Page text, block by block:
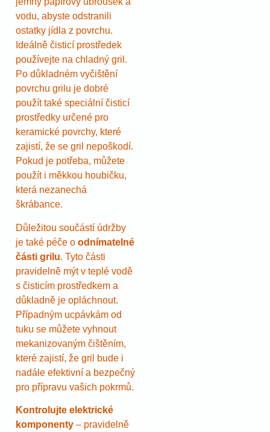
vodu, abyste odstranili
ostatky jídla z povrchu.
Ideálně čisticí prostředek
používejte na chladný gril.
Po důkladném vyčištění
povrchu grilu je dobré
použít také speciální čisticí
prostředky určené pro
keramické povrchy, které
zajistí, že se gril nepoškodí.
Pokud je potřeba, můžete
použít i měkkou houbičku,
která nezanechá
škrábance.
Důležitou součástí údržby
je také péče o odnímatelné
části grilu. Tyto části
pravidelně mýt v teplé vodě
s čisticím prostředkem a
důkladně je opláchnout.
Případným ucpávkám od
tuku se můžete vyhnout
mekanizovaným čištěním,
které zajistí, že gril bude i
nadále efektivní a bezpečný
pro přípravu vašich pokrmů.
Kontrolujte elektrické
komponenty – pravidelně